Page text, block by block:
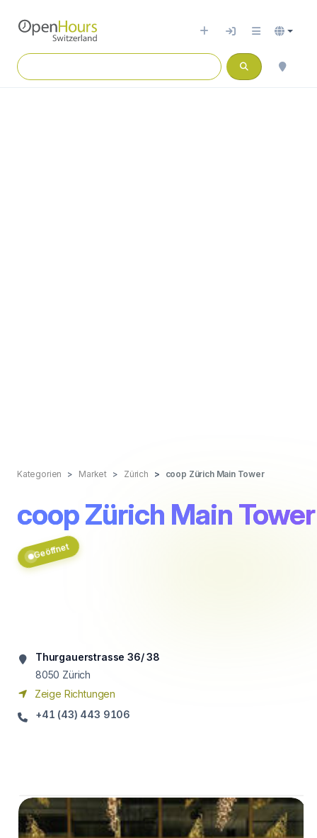
Kategorien Market Zürich coop Zürich Main Tower
coop Zürich Main Tower
Geöffnet
Thurgauerstrasse 36/ 38
8050 Zürich
Zeige Richtungen
+41 (43) 443 9106